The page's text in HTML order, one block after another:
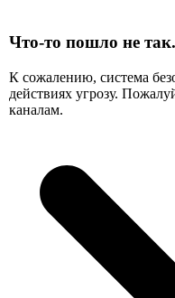
Что-то пошло не
К сожалению, система
действиях угрозу.
каналам.